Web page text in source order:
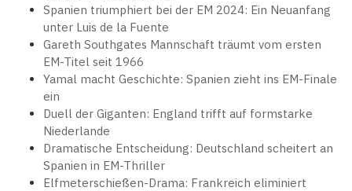
Spanien triumphiert bei der EM 2024: Ein Neuanfang
unter Luis de la Fuente
Gareth Southgates Mannschaft träumt vom ersten
EM-Titel seit 1966
Yamal macht Geschichte: Spanien zieht ins EM-Finale
ein
Duell der Giganten: England trifft auf formstarke
Niederlande
Dramatische Entscheidung: Deutschland scheitert an
Spanien in EM-Thriller
Elfmeterschießen-Drama: Frankreich eliminiert